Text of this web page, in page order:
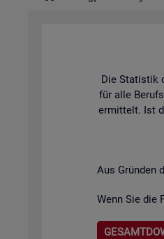
Die Sta­tis­tik
für alle
er­mit­telt. Ist
Aus Grün­den
Wenn Sie die